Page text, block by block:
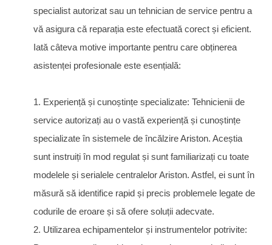
specialist autorizat sau un tehnician de service pentru a
vă asigura că reparația este efectuată corect și eficient.
Iată câteva motive importante pentru care obținerea
asistenței profesionale este esențială:
1. Experiență și cunoștințe specializate: Tehnicienii de
service autorizați au o vastă experiență și cunoștințe
specializate în sistemele de încălzire Ariston. Aceștia
sunt instruiți în mod regulat și sunt familiarizați cu toate
modelele și serialele centralelor Ariston. Astfel, ei sunt în
măsură să identifice rapid și precis problemele legate de
codurile de eroare și să ofere soluții adecvate.
2. Utilizarea echipamentelor și instrumentelor potrivite: